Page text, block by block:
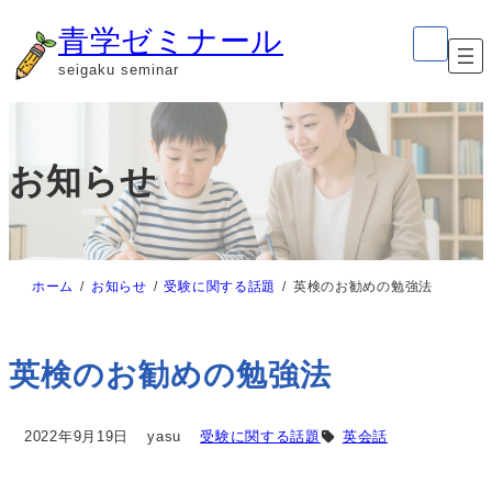
を
ッ
青学ゼミナール
seigaku seminar
ア
コ
ン
お知らせ
ホーム お知らせ 受験に関する話題 英検のお勧めの勉強法
英検のお勧めの勉強法
2022年9月19日 yasu 受験に関する話題 英会話